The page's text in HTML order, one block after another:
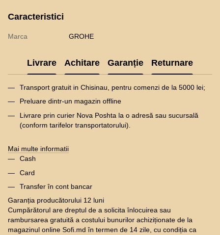
Caracteristici
Marca GROHE
Livrare Achitare Garanție Returnare
Transport gratuit in Chisinau, pentru comenzi de la 5000 lei;
Preluare dintr-un magazin offline
Livrare prin curier Nova Poshta la o adresă sau sucursală
(conform tarifelor transportatorului).
Mai multe informatii
Cash
Card
Transfer în cont bancar
Garanția producătorului 12 luni
Cumpărătorul are dreptul de a solicita înlocuirea sau
rambursarea gratuită a costului bunurilor achiziționate de la
magazinul online Sofi.md în termen de 14 zile, cu condiția ca